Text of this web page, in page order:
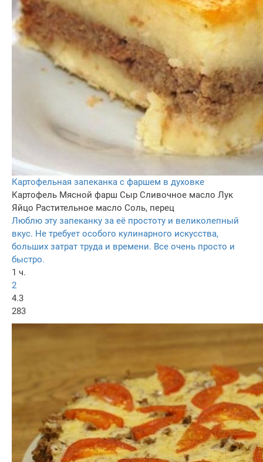
Картофельная запеканка с фаршем в духовке
Картофель Мясной фарш Сыр Сливочное масло Лук
Яйцо Растительное масло Соль, перец
Люблю эту запеканку за её простоту и великолепный
вкус. Не требует особого кулинарного искусства,
больших затрат труда и времени. Все очень просто и
быстро.
1 ч.
2
4.3
283